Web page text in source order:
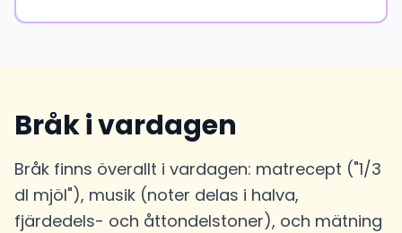
Bråk i vardagen
Bråk finns överallt i vardagen: matrecept ("1/3
dl mjöl"), musik (noter delas i halva,
fjärdedels- och åttondelstoner), och mätning